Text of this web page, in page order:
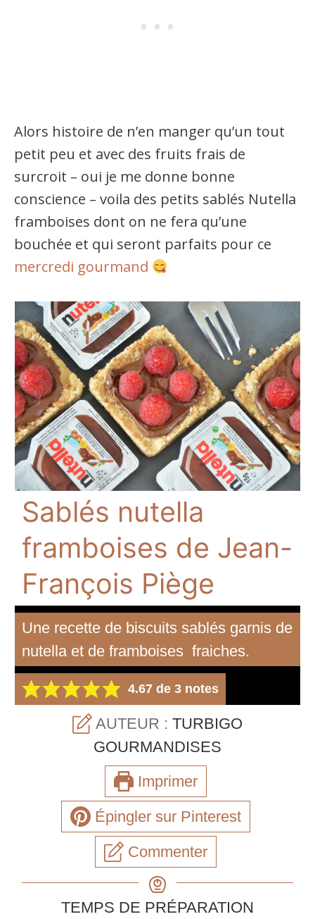
Alors histoire de n’en manger qu’un tout
petit peu et avec des fruits frais de
surcroit – oui je me donne bonne
conscience – voila des petits sablés Nutella
framboises dont on ne fera qu’une
bouchée et qui seront parfaits pour ce
mercredi gourmand
Sablés nutella
framboises de Jean-
François Piège
Une recette de biscuits sablés garnis de
nutella et de framboises fraiches.
4.67 de3 notes
AUTEUR :TURBIGO
GOURMANDISES
Imprimer
Épingler sur Pinterest
Commenter
TEMPS DE PRÉPARATION